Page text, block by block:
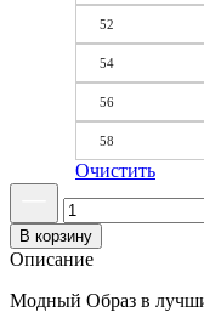
52
54
56
58
Очистить
В корзину
Описание
Модный Образ в